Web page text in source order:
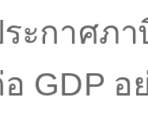
ะกาศภ
GDP อ